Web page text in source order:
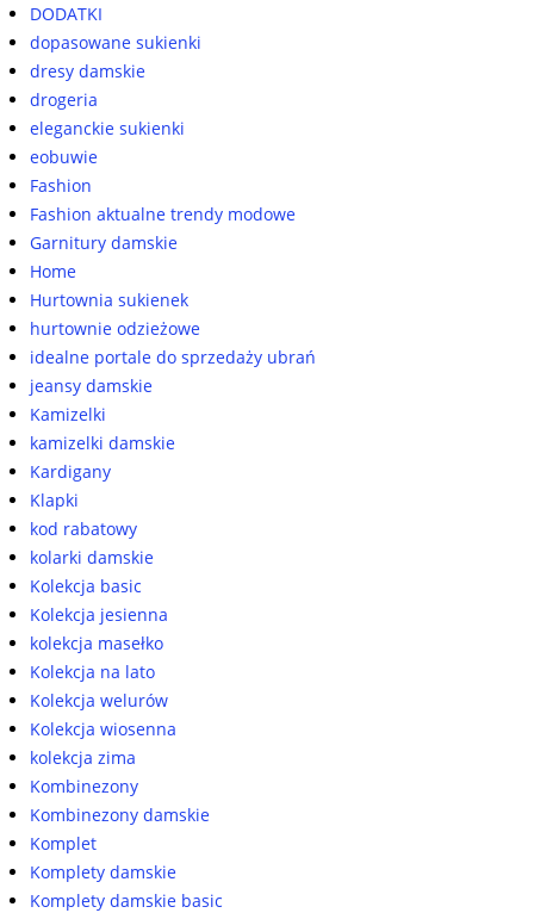
DODATKI
dopasowane sukienki
dresy damskie
drogeria
eleganckie sukienki
eobuwie
Fashion
Fashion aktualne trendy modowe
Garnitury damskie
Home
Hurtownia sukienek
hurtownie odzieżowe
idealne portale do sprzedaży ubrań
jeansy damskie
Kamizelki
kamizelki damskie
Kardigany
Klapki
kod rabatowy
kolarki damskie
Kolekcja basic
Kolekcja jesienna
kolekcja masełko
Kolekcja na lato
Kolekcja welurów
Kolekcja wiosenna
kolekcja zima
Kombinezony
Kombinezony damskie
Komplet
Komplety damskie
Komplety damskie basic